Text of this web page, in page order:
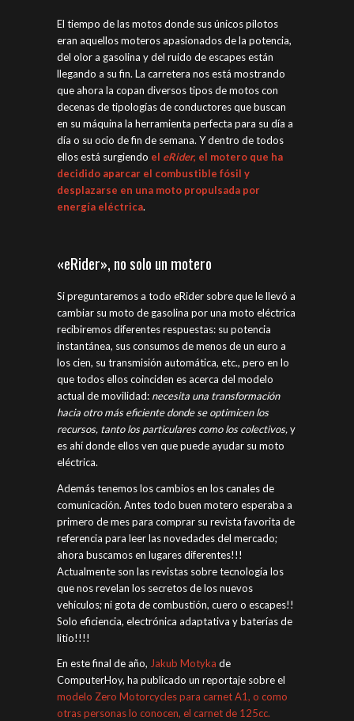
El tiempo de las motos donde sus únicos pilotos
eran aquellos moteros apasionados de la potencia,
del olor a gasolina y del ruido de escapes están
llegando a su fin. La carretera nos está mostrando
que ahora la copan diversos tipos de motos con
decenas de tipologías de conductores que buscan
en su máquina la herramienta perfecta para su día a
día o su ocio de fin de semana. Y dentro de todos
ellos está surgiendo el eRider, el motero que ha
decidido aparcar el combustible fósil y
desplazarse en una moto propulsada por
energía eléctrica.
«eRider», no solo un motero
Si preguntaremos a todo eRider sobre que le llevó a
cambiar su moto de gasolina por una moto eléctrica
recibiremos diferentes respuestas: su potencia
instantánea, sus consumos de menos de un euro a
los cien, su transmisión automática, etc., pero en lo
que todos ellos coinciden es acerca del modelo
actual de movilidad: necesita una transformación
hacia otro más eficiente donde se optimicen los
recursos, tanto los particulares como los colectivos,y
es ahí donde ellos ven que puede ayudar su moto
eléctrica.
Además tenemos los cambios en los canales de
comunicación. Antes todo buen motero esperaba a
primero de mes para comprar su revista favorita de
referencia para leer las novedades del mercado;
ahora buscamos en lugares diferentes!!!
Actualmente son las revistas sobre tecnología los
que nos revelan los secretos de los nuevos
vehículos; ni gota de combustión, cuero o escapes!!
Solo eficiencia, electrónica adaptativa y baterías de
litio!!!!
En este final de año, Jakub Motyka de
ComputerHoy, ha publicado un reportaje sobre el
modelo Zero Motorcycles para carnet A1, o como
otras personas lo conocen, el carnet de 125cc.